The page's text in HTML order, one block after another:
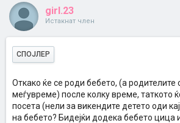
girl.23
Истакнат член
СПОЈЛЕР
Откако ќе се роди бебето, (а родителите
меѓувреме) после колку време, таткото
посета (нели за викендите детето оди
на бебето? Бидејќи додека бебето цица